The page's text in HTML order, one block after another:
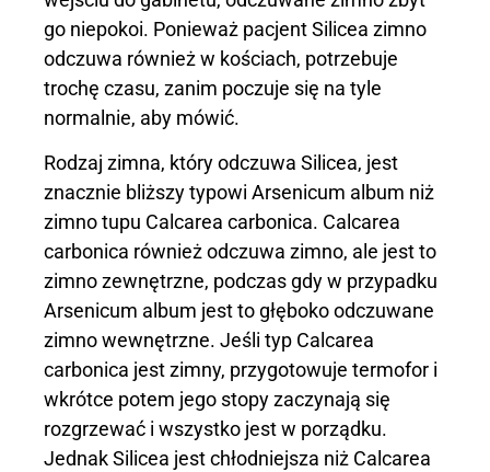
go niepokoi. Ponieważ pacjent Silicea zimno
odczuwa również w kościach, potrzebuje
trochę czasu, zanim poczuje się na tyle
normalnie, aby mówić.
Rodzaj zimna, który odczuwa Silicea, jest
znacznie bliższy typowi Arsenicum album niż
zimno tupu Calcarea carbonica. Calcarea
carbonica również odczuwa zimno, ale jest to
zimno zewnętrzne, podczas gdy w przypadku
Arsenicum album jest to głęboko odczuwane
zimno wewnętrzne. Jeśli typ Calcarea
carbonica jest zimny, przygotowuje termofor i
wkrótce potem jego stopy zaczynają się
rozgrzewać i wszystko jest w porządku.
Jednak Silicea jest chłodniejsza niż Calcarea